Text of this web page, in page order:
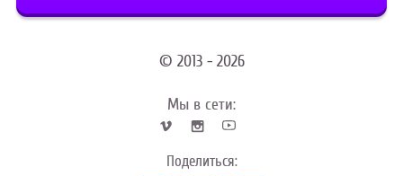
© 2013 - 2026
Мы в сети:
Поделиться: